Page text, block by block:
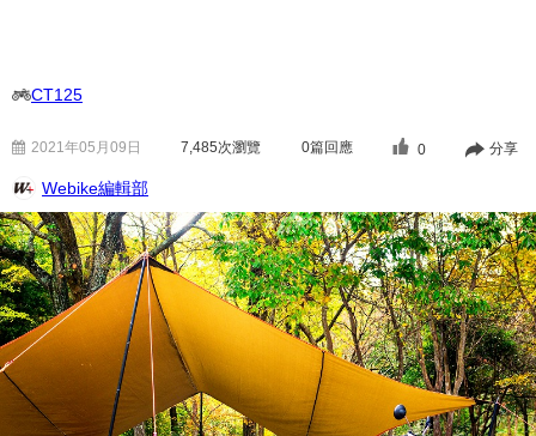
CT125
2021年05月09日 7,485次瀏覽 0篇回應 0 分享
Webike編輯部